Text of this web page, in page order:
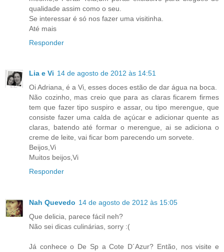
qualidade assim como o seu.
Se interessar é só nos fazer uma visitinha.
Até mais
Responder
Lia e Vi 14 de agosto de 2012 às 14:51
Oi Adriana, é a Vi, esses doces estão de dar água na boca.
Não cozinho, mas creio que para as claras ficarem firmes
tem que fazer tipo suspiro e assar, ou tipo merengue, que
consiste fazer uma calda de açúcar e adicionar quente as
claras, batendo até formar o merengue, ai se adiciona o
creme de leite, vai ficar bom parecendo um sorvete.
Beijos,Vi
Muitos beijos,Vi
Responder
Nah Quevedo 14 de agosto de 2012 às 15:05
Que delicia, parece fácil neh?
Não sei dicas culinárias, sorry :(
Já conhece o De Sp a Cote D´Azur? Então, nos visite e